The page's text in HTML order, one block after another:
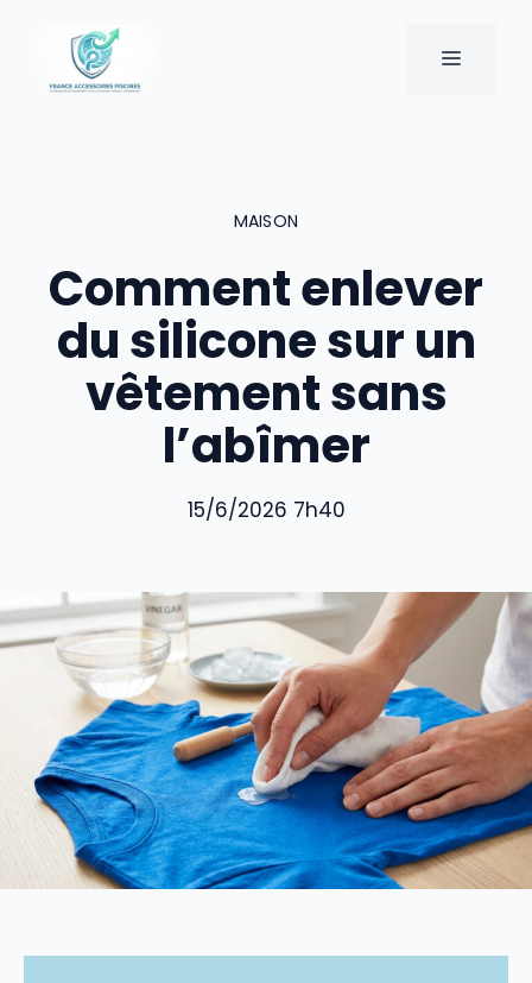
contenu
MENU
MAISON
Comment enlever
du silicone sur un
vêtement sans
l’abîmer
15/6/2026 7h40